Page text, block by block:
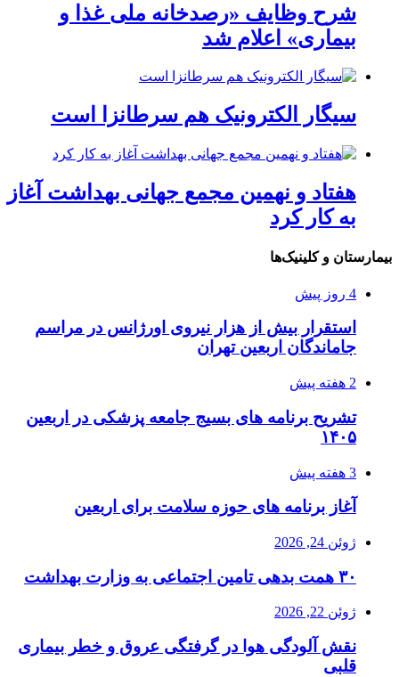
شرح وظایف «رصدخانه ملی غذا و
بیماری» اعلام شد
سیگار الکترونیک هم سرطانزا است
هفتاد و نهمین مجمع جهانی بهداشت آغاز
به کار کرد
بیمارستان و کلینیک‌ها
4 روز پیش
استقرار بیش از هزار نیروی اورژانس در مراسم
جاماندگان اربعین تهران
2 هفته پیش
تشریح برنامه های بسیج جامعه پزشکی در اربعین
۱۴۰۵
3 هفته پیش
آغاز برنامه های حوزه سلامت برای اربعین
ژوئن 24, 2026
۳۰ همت بدهی تامین اجتماعی به وزارت بهداشت
ژوئن 22, 2026
نقش آلودگی هوا در گرفتگی عروق و خطر بیماری
قلبی